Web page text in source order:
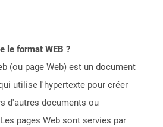
le format WEB ?
(ou page Web) est un document
utilise l'hypertexte pour créer
d'autres documents ou
pages Web sont servies par